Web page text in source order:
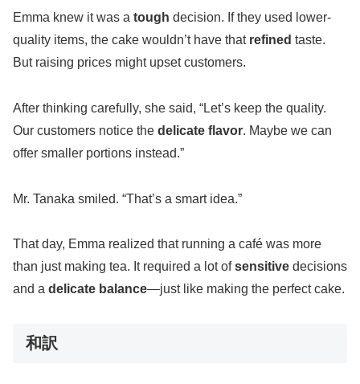
Emma knew it was a tough decision. If they used lower-
quality items, the cake wouldn’t have that refined taste.
But raising prices might upset customers.
After thinking carefully, she said, “Let’s keep the quality.
Our customers notice the delicate flavor. Maybe we can
offer smaller portions instead.”
Mr. Tanaka smiled. “That’s a smart idea.”
That day, Emma realized that running a café was more
than just making tea. It required a lot ofsensitive decisions
and a delicate balance—just like making the perfect cake.
和訳